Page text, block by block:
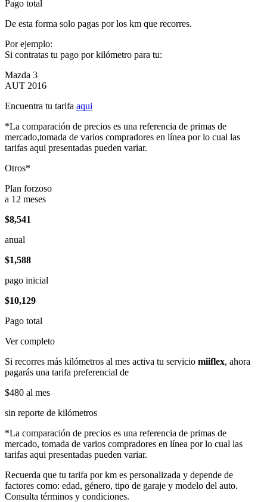
Pago total
De esta forma solo pagas por los km que recorres.
Por ejemplo:
Si contratas tu pago por kilómetro para tu:
Mazda 3
AUT 2016
Encuentra tu tarifa aqui
*La comparación de precios es una referencia de primas de
mercado,tomada de varios compradores en línea por lo cual las
tarifas aqui presentadas pueden variar.
Otros*
Plan forzoso
a 12 meses
$8,541
anual
$1,588
pago inicial
$10,129
Pago total
Ver completo
Si recorres más kilómetros al mes activa tu servicio miiflex, ahora
pagarás una tarifa preferencial de
$480 al mes
sin reporte de kilómetros
*La comparación de precios es una referencia de primas de
mercado, tomada de varios compradores en línea por lo cual las
tarifas aqui presentadas pueden variar.
Recuerda que tu tarifa por km es personalizada y depende de
factores como: edad, género, tipo de garaje y modelo del auto.
Consulta términos y condiciones.